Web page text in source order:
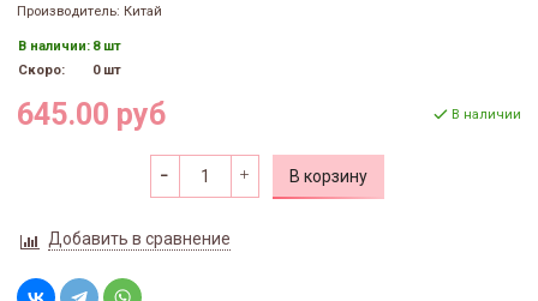
Производитель: Китай
В наличии: 8 шт
Скоро:
0 шт
645.00 руб В наличии
В корзину
Добавить в сравнение